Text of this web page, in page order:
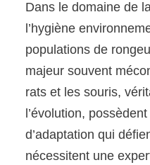
Dans le domaine de
l’hygiène
populations de
majeur souvent
rats et les souris,
l’évolution,
d’adaptation qui
nécessitent une